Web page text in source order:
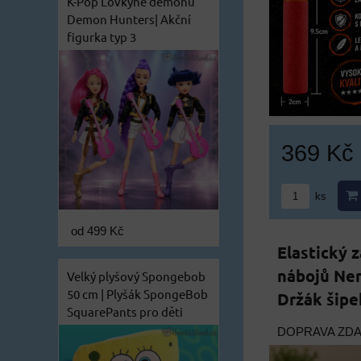
369 Kč
ks
Elastický
nábojů
Držák
DOPRAVA
Demon Hunters| Akční
figurka typ 3
od 499 Kč
Velký plyšový Spongebob
50 cm | Plyšák SpongeBob
SquarePants pro děti